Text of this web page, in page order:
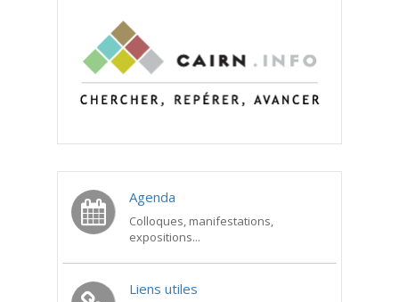
Agenda
Colloques, manifestations,
expositions...
Liens utiles